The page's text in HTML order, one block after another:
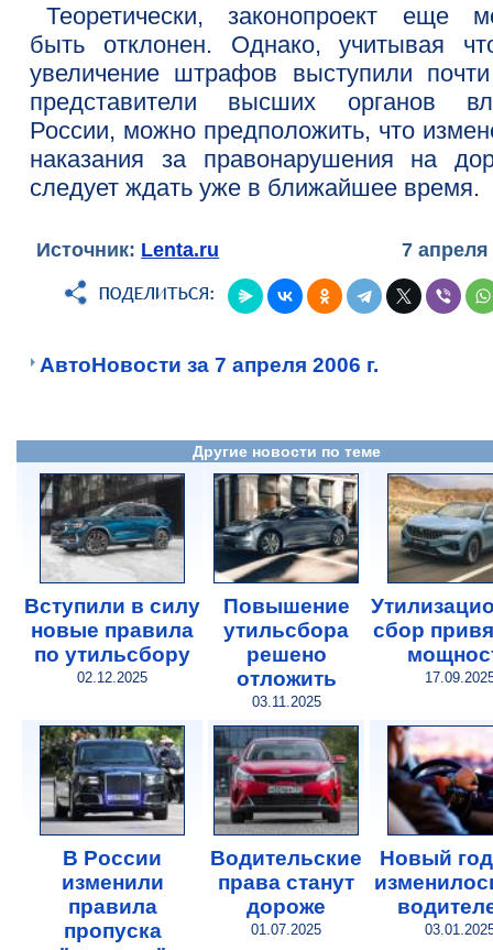
Теоретически, законопроект еще
быть отклонен. Однако, учитывая
увеличение штрафов выступили
представители высших органов
России, можно предположить, что
наказания за правонарушения на
следует ждать уже в ближайшее время.
Источник: Lenta.ru 7 апреля
АвтоНовости за 7 апреля 2006 г.
Другие новости по теме
Вступили в силу
новые правила
по утильсбору
02.12.2025
Повышение
утильсбора
решено
отложить
03.11.2025
сбор
В России
изменили
правила
пропуска
Водительские
права станут
дороже
01.07.2025
Новый